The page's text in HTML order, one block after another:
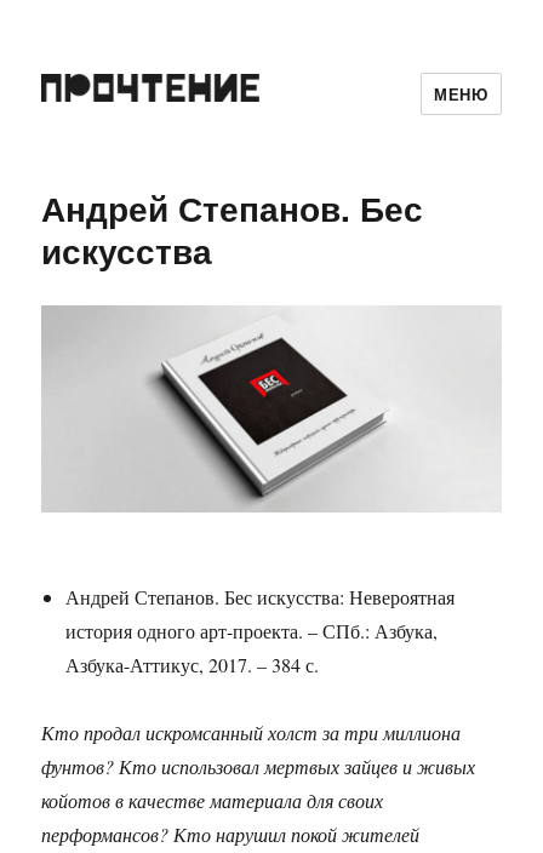
МЕНЮ
Андрей Степанов. Бес
искусства
Андрей Степанов. Бес искусства: Невероятная
история одного арт-проекта. – СПб.: Азбука,
Азбука-Аттикус, 2017. – 384 с.
Кто продал искромсанный холст за три миллиона
фунтов? Кто использовал мертвых зайцев и живых
койотов в качестве материала для своих
перформансов? Кто нарушил покой жителей